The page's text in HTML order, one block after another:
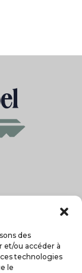
des
et/ou accéder à
technologies
le